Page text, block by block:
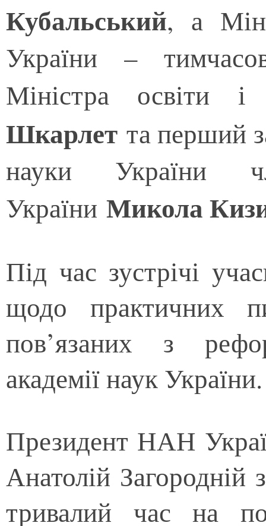
Кубальський, а
України –
Міністра освіти
Шкарлет та перший
науки України
України Микола
Під час зустрічі
щодо практичних
пов’язаних з
академії наук України.
Президент НАН
Анатолій
тривалий час на